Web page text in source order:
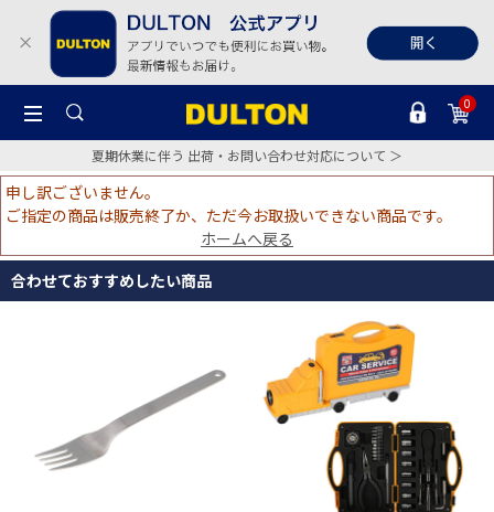
0
夏期休業に伴う 出荷・お問い合わせ対応について ＞
申し訳ございません。
ご指定の商品は販売終了か、ただ今お取扱いできない商品です。
ホームへ戻る
合わせておすすめしたい商品